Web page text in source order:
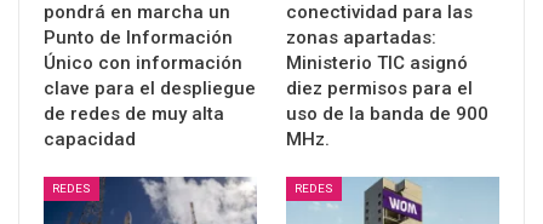
pondrá en marcha un
Punto de Información
Único con información
clave para el despliegue
de redes de muy alta
capacidad
conectividad para las
zonas apartadas:
Ministerio TIC asignó
diez permisos para el
uso de la banda de 900
MHz.
REDES REDES